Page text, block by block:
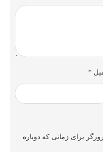
*
برای زمانی که دوباره